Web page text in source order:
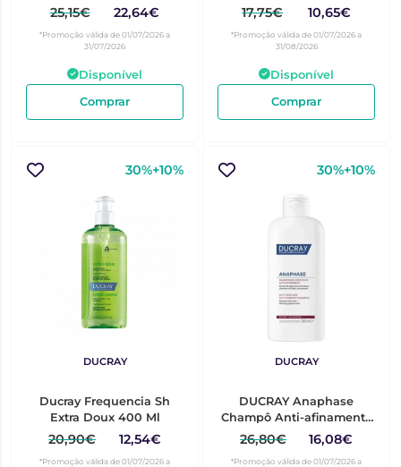
400ML
25,15€ 22,64€
*Promoção válida de 01/07/2026 a
31/07/2026
Disponível
Comprar
17,75€ 10,65€
*Promoção válida de 01/07/2026 a
31/08/2026
Disponível
Comprar
30%+10%
DUCRAY
Ducray Frequencia Sh
Extra Doux 400 Ml
20,90€ 12,54€
*Promoção válida de 01/07/2026 a
30%+10%
DUCRAY
DUCRAY Anaphase
Champô Anti-afinamento
400ML
26,80€ 16,08€
*Promoção válida de 01/07/2026 a